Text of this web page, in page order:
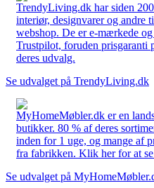
TrendyLiving.dk har siden
interiør, designvarer og andre
webshop. De er e-mærkede
Trustpilot, foruden prisgaranti
deres udvalg.
Se udvalget på TrendyLiving.dk
MyHomeMøbler.dk er en
butikker. 80 % af deres
inden for 1 uge, og mange af
fra fabrikken. Klik her for at
Se udvalget på